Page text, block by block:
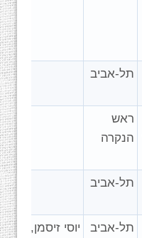
תל-אביב
ראש
הנקרה
תל-אביב
תל-אביב
יוסי זיסמן,